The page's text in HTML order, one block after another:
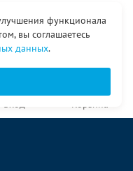
функционала
вы соглашаетесь
данных.